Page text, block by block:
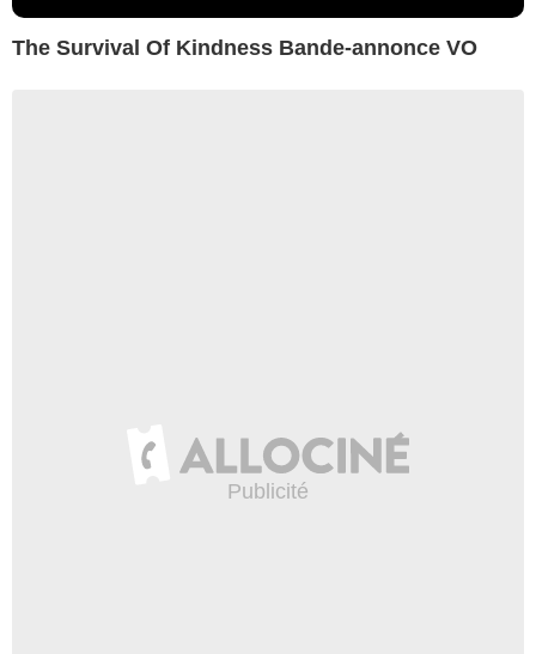
The Survival Of Kindness Bande-annonce VO